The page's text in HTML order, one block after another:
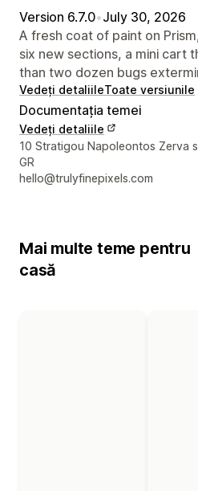
Version 6.7.0•July 30, 2026
A fresh coat of paint on
six new sections, a mini cart
than two dozen bugs
Vedeți detaliileToate versiunile
Documentația temei
Vedeți detaliile
Detaliile de contact ale
10 Stratigou Napoleontos Zerva
GR
hello@trulyfinepixels.com
Mai multe teme pentru
casă